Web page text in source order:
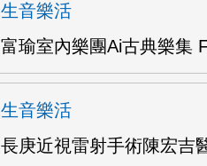
生音樂活
富瑜室內樂團Ai古典樂集
生音樂活
長庚近視雷射手術陳宏吉